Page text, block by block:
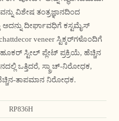
ವಿಶೇಷ ತಂತ್ರಜ್ಞಾನದಿಂದ
ದೀರ್ಘಾವಧಿಗೆ ಕಸ್ಟಮೈಸ್
veneer ಸ್ಟಿಕ್ಕರ್‌ಗಳೊಂದಿಗೆ
ಸ್ಟೀಲ್ ಪ್ಲೇಟ್ ಪ್ರಕ್ರಿಯೆ, ಹೆಚ್ಚಿನ
ಒತ್ತಿದರೆ, ಸ್ಕ್ರಾಚ್-ನಿರೋಧಕ,
ತಾಪಮಾನ ನಿರೋಧಕ.
RP836H